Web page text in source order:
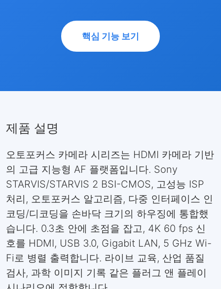
핵심 기능 보기
제품 설명
오토포커스 카메라 시리즈는 HDMI 카메라 기반
의 고급 지능형 AF 플랫폼입니다. Sony
STARVIS/STARVIS 2 BSI-CMOS, 고성능 ISP
처리, 오토포커스 알고리즘, 다중 인터페이스 인
코딩/디코딩을 손바닥 크기의 하우징에 통합했
습니다. 0.3초 안에 초점을 잡고, 4K 60 fps 신
호를 HDMI, USB 3.0, Gigabit LAN, 5 GHz Wi-
Fi로 병렬 출력합니다. 라이브 교육, 산업 품질
검사, 과학 이미지 기록 같은 플러그 앤 플레이